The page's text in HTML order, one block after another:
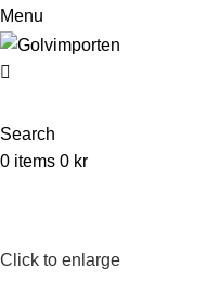
Menu
Search
0 items 0 kr
Click to enlarge